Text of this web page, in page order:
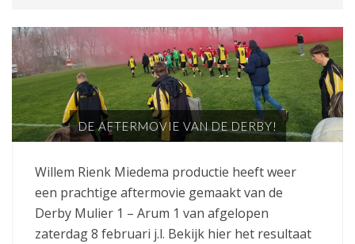
DE AFTERMOVIE VAN DE DERBY!
Willem Rienk Miedema productie heeft weer
een prachtige aftermovie gemaakt van de
Derby Mulier 1 – Arum 1 van afgelopen
zaterdag 8 februari j.l. Bekijk hier het resultaat